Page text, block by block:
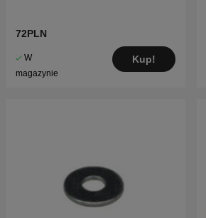
72PLN
W
magazynie
Kup!